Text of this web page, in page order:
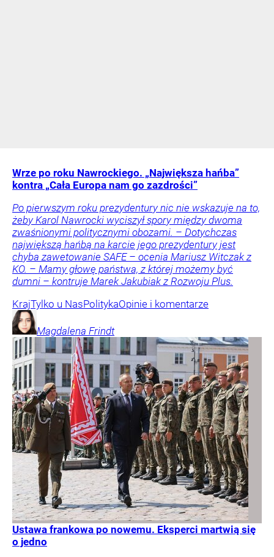
Wrze po roku Nawrockiego. „Największa hańba”
kontra „Cała Europa nam go zazdrości”
Po pierwszym roku prezydentury nic nie wskazuje na to,
żeby Karol Nawrocki wyciszył spory między dwoma
zwaśnionymi politycznymi obozami. – Dotychczas
największą hańbą na karcie jego prezydentury jest
chyba zawetowanie SAFE – ocenia Mariusz Witczak z
KO. – Mamy głowę państwa, z której możemy być
dumni – kontruje Marek Jakubiak z Rozwoju Plus.
KrajTylko u NasPolitykaOpinie i komentarze
Magdalena Frindt
Ustawa frankowa po nowemu. Eksperci martwią się
o jedno